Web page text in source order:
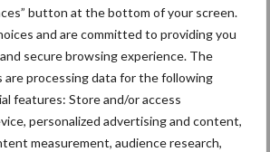
button at the bottom of your screen.
and are committed to providing you
secure browsing experience. The
processing data for the following
features: Store and/or access
personalized advertising and content,
measurement, audience research,
praktisch tips om je voor te
bereiden op mogelijke uitval van het
stroomnet
pluimveesector groeit door,